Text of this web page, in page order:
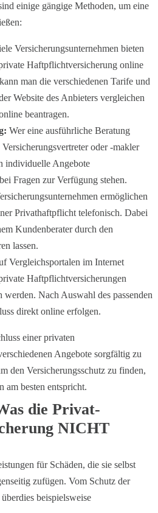
einige gängige Methoden, um eine
Versicherungsunternehmen bieten
Haftpflichtversicherung online
man die verschiedenen Tarife und
Website des Anbieters vergleichen
beantragen.
Wer eine ausführliche Beratung
oder -makler
individuelle Angebote
Fragen zur Verfügung stehen.
ermöglichen
Privathaftpflicht telefonisch. Dabei
Kundenberater durch den
lassen.
Vergleichsportalen im Internet
Haftpflichtversicherungen
Nach Auswahl des passenden
direkt online erfolgen.
einer privaten
Angebote sorgfältig zu
den Versicherungsschutz zu finden,
am besten entspricht.
die Privat-
NICHT
für Schäden, die sie selbst
zufügen. Vom Schutz der
beispielsweise